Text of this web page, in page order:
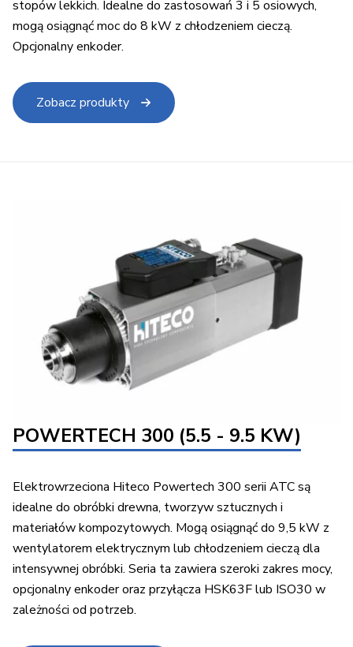
stopów lekkich. Idealne do zastosowań 3 i 5 osiowych,
mogą osiągnąć moc do 8 kW z chłodzeniem cieczą.
Opcjonalny enkoder.
Zobacz produkty
POWERTECH 300 (5.5 - 9.5 KW)
Elektrowrzeciona Hiteco Powertech 300 serii ATC są
idealne do obróbki drewna, tworzyw sztucznych i
materiałów kompozytowych. Mogą osiągnąć do 9,5 kW z
wentylatorem elektrycznym lub chłodzeniem cieczą dla
intensywnej obróbki. Seria ta zawiera szeroki zakres mocy,
opcjonalny enkoder oraz przyłącza HSK63F lub ISO30 w
zależności od potrzeb.